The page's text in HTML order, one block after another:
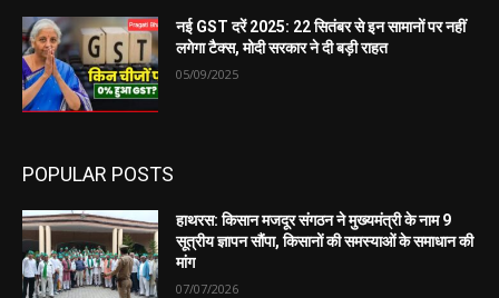
नई GST दरें 2025: 22 सितंबर से इन सामानों पर नहीं
लगेगा टैक्स, मोदी सरकार ने दी बड़ी राहत
05/09/2025
POPULAR POSTS
हाथरस: किसान मजदूर संगठन ने मुख्यमंत्री के नाम 9
सूत्रीय ज्ञापन सौंपा, किसानों की समस्याओं के समाधान की
मांग
07/07/2026